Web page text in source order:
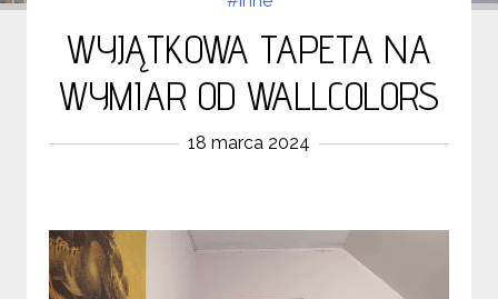
WYJĄTKOWA TAPETA NA
WYMIAR OD WALLCOLORS
18 marca 2024